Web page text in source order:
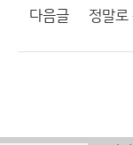
다음글 정말로